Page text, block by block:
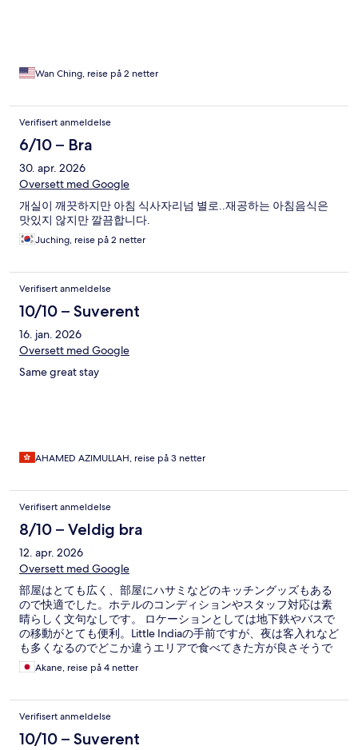
Wan Ching, reise på 2 netter
Verifisert anmeldelse
6/10 – Bra
30. apr. 2026
Oversett med Google
개실이 깨끗하지만 아침 식사자리넘 별로..재공하는 아침음식은
맛있지 않지만 깔끔합니다.
Juching, reise på 2 netter
Verifisert anmeldelse
10/10 – Suverent
16. jan. 2026
Oversett med Google
Same great stay
AHAMED AZIMULLAH, reise på 3 netter
Verifisert anmeldelse
8/10 – Veldig bra
12. apr. 2026
Oversett med Google
部屋はとても広く、部屋にハサミなどのキッチングッズもある
ので快適でした。ホテルのコンディションやスタッフ対応は素
晴らしく文句なしです。 ロケーションとしては地下鉄やバスで
の移動がとても便利。Little Indiaの手前ですが、夜は客入れなど
も多くなるのでどこか違うエリアで食べてきた方が良さそうで
した。Akane, reise på 4 netter
Verifisert anmeldelse
10/10 – Suverent